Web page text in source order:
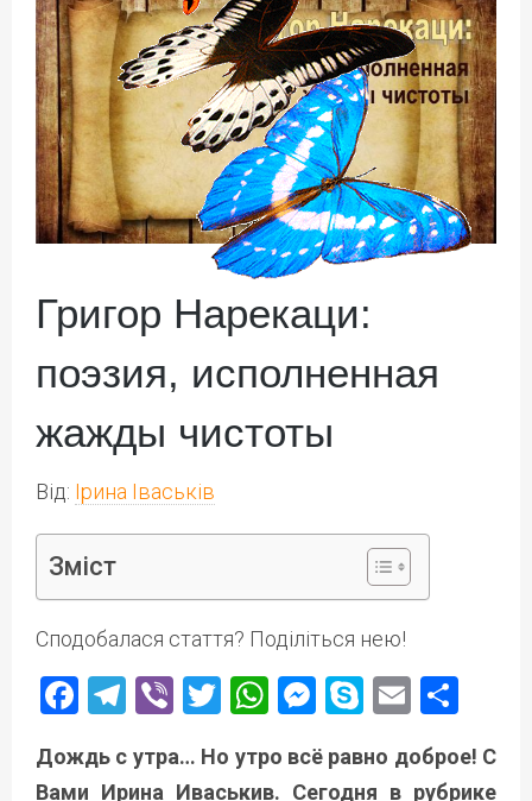
Григор Нарекаци:
поэзия, исполненная
жажды чистоты
Від: Ірина Іваськів
Зміст
Сподобалася стаття? Поділіться нею!
Facebook
Telegram
ViberTwitter
WhatsApp
Messenger
Skype
Email
Дождь с утра… Но утро всё равно доброе! С
Вами Ирина Иваськив. Сегодня в рубрике